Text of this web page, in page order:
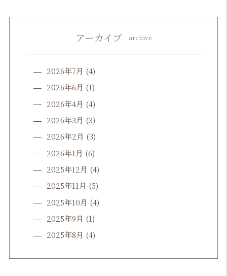
アーカイブ archive
2026年7月 (4)
2026年6月 (1)
2026年4月 (4)
2026年3月 (3)
2026年2月 (3)
2026年1月 (6)
2025年12月 (4)
2025年11月 (5)
2025年10月 (4)
2025年9月 (1)
2025年8月 (4)